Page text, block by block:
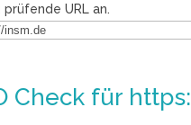
URL an.
Check für